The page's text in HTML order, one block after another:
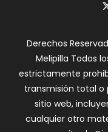
Derechos
Melipilla Todos
estrictamente
transmisión total o
sitio web,
cualquier otro